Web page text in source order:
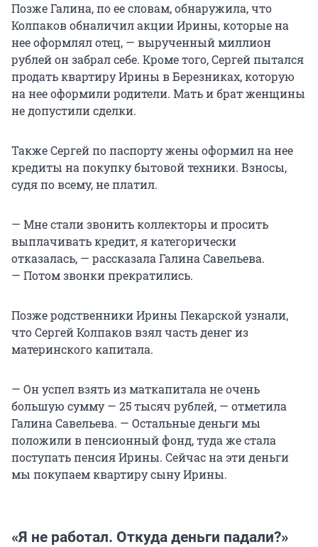
Позже Галина, по ее словам, обнаружила, что
Колпаков обналичил акции Ирины, которые на
нее оформлял отец, — вырученный миллион
рублей он забрал себе. Кроме того, Сергей пытался
продать квартиру Ирины в Березниках, которую
на нее оформили родители. Мать и брат женщины
не допустили сделки.
Также Сергей по паспорту жены оформил на нее
кредиты на покупку бытовой техники. Взносы,
судя по всему, не платил.
— Мне стали звонить коллекторы и просить
выплачивать кредит, я категорически
отказалась, — рассказала Галина Савельева.
— Потом звонки прекратились.
Позже родственники Ирины Пекарской узнали,
что Сергей Колпаков взял часть денег из
материнского капитала.
— Он успел взять из маткапитала не очень
большую сумму — 25 тысяч рублей, — отметила
Галина Савельева. — Остальные деньги мы
положили в пенсионный фонд, туда же стала
поступать пенсия Ирины. Сейчас на эти деньги
мы покупаем квартиру сыну Ирины.
«Я не работал. Откуда деньги падали?»